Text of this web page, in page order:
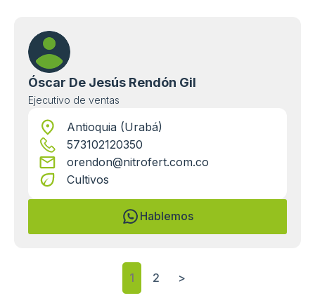
Óscar De Jesús Rendón Gil
Ejecutivo de ventas
Antioquia (Urabá)
573102120350
orendon@nitrofert.com.co
Cultivos
Hablemos
1 2 >